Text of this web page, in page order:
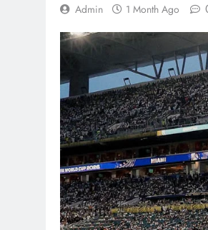
Admin 1 Month Ago